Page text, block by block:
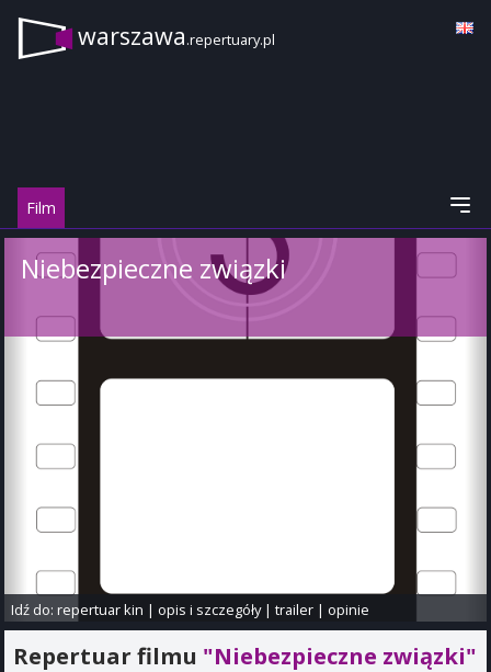
warszawa.repertuary.pl
Film
Niebezpieczne związki
Idź do:repertuar kin |opis i szczegóły|trailer |opinie
Repertuar filmu "Niebezpieczne związki"